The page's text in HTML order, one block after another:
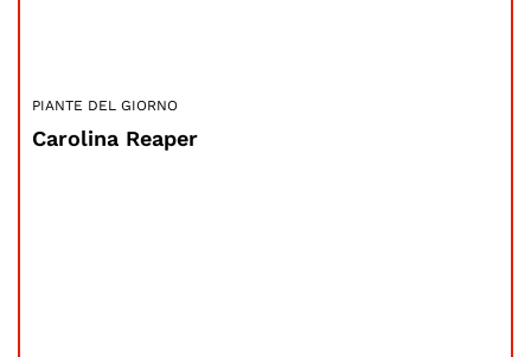
PIANTE DEL GIORNO
Carolina Reaper